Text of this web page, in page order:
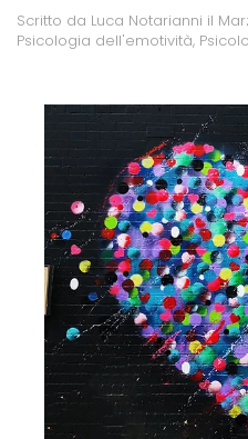
Scritto da Luca Notarianni il
Psicologia dell'emotività,